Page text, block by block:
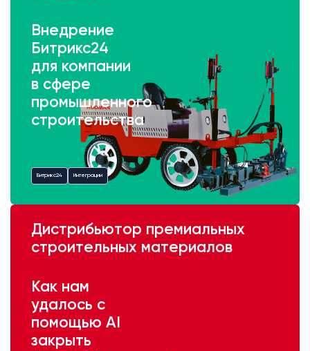
Внедрение
Битрикс24
для компании
в сфере
промышленного
строительства
Битрикс24 Интеграции
Дистрибьютор премиальных
строительных материалов
Как нам
удалось с
помощью AI
закрыть